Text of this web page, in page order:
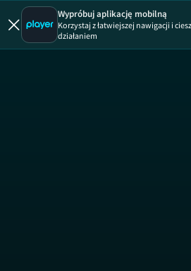
Wypróbuj aplikację mobilną
Korzystaj z łatwiejszej nawigacji i
działaniem